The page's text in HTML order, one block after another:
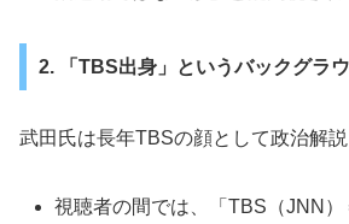
2. 「TBS出身」というバックグラ
武田氏は長年TBSの顔として政治解説
視聴者の間では、「TBS（JNN